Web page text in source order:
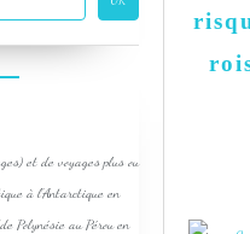
et de voyages plus ou
à l'Antarctique en
Polynésie au Pérou en